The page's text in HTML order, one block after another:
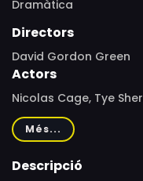
Dramàtica
Directors
David Gordon Green
Actors
Nicolas Cage, Tye
Rock, Heather Kafka,
Brenda Isaacs Booth,
Freitag, Anna
Més...
Descripció